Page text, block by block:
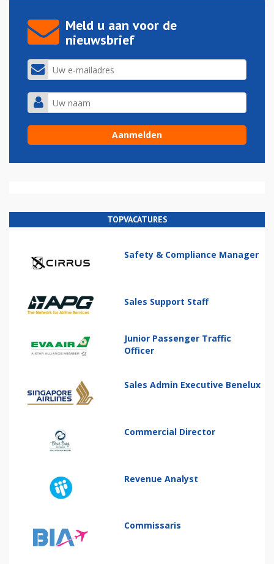
Meld u aan voor de
nieuwsbrief
TOPVACATURES
Safety & Compliance Manager
Sales Support Staff
Junior Passenger Traffic
Officer
Sales Admin Executive Benelux
Commercial Director
Revenue Analyst
Commissaris